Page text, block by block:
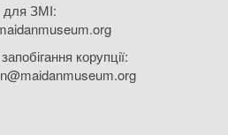
для ЗМІ:
корупції: